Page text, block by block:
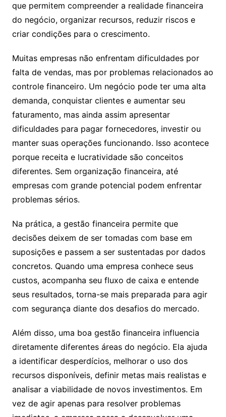
que permitem compreender a realidade financeira
do negócio, organizar recursos, reduzir riscos e
criar condições para o crescimento.
Muitas empresas não enfrentam dificuldades por
falta de vendas, mas por problemas relacionados ao
controle financeiro. Um negócio pode ter uma alta
demanda, conquistar clientes e aumentar seu
faturamento, mas ainda assim apresentar
dificuldades para pagar fornecedores, investir ou
manter suas operações funcionando. Isso acontece
porque receita e lucratividade são conceitos
diferentes. Sem organização financeira, até
empresas com grande potencial podem enfrentar
problemas sérios.
Na prática, a gestão financeira permite que
decisões deixem de ser tomadas com base em
suposições e passem a ser sustentadas por dados
concretos. Quando uma empresa conhece seus
custos, acompanha seu fluxo de caixa e entende
seus resultados, torna-se mais preparada para agir
com segurança diante dos desafios do mercado.
Além disso, uma boa gestão financeira influencia
diretamente diferentes áreas do negócio. Ela ajuda
a identificar desperdícios, melhorar o uso dos
recursos disponíveis, definir metas mais realistas e
analisar a viabilidade de novos investimentos. Em
vez de agir apenas para resolver problemas